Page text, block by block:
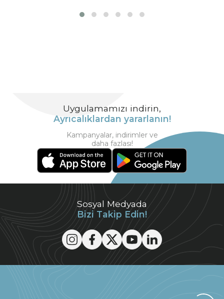
Sosyal Medyada
Bizi Takip Edin!
Uygulamamızı indirin,
Ayrıcalıklardan yararlanın!
Kampanyalar, indirimler ve
daha fazlası!